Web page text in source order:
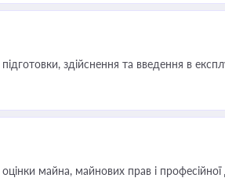
здійснення та введення в
майна, майнових прав і професійної